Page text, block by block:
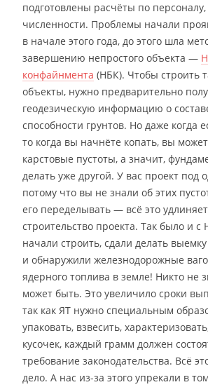
подготовлены расчёты по персоналу,
численности. Проблемы начали
в начале этого года, до этого шла
завершению непростого объекта —
конфайнмента (НБК). Чтобы строить
объекты, нужно предварительно
геодезическую информацию о
способности грунтов. Но даже когда
то когда вы начнёте копать, вы
карстовые пустоты, а значит,
делать уже другой. У вас проект под
потому что вы не знали об этих
его переделывать — всё это
строительство проекта. Так было и с
начали строить, сдали делать
и обнаружили железнодорожные
ядерного топлива в земле! Никто не
может быть. Это увеличило сроки
так как ЯТ нужно специальным
упаковать, взвесить,
кусочек, каждый грамм должен
требование законодательства. Всё
дело. А нас из-за этого упрекали в